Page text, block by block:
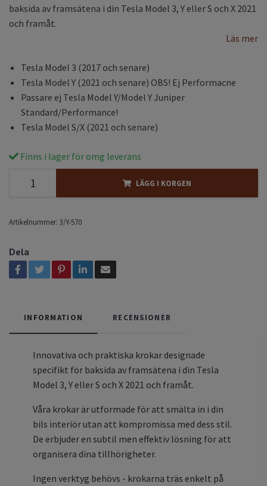
baksida av framsätena i din Tesla Model 3, Y eller S och X 2021
och framåt.
Läs mer
Tesla Model 3 (2017 och senare)
Tesla Model Y (2021 och senare) OBS! Ej Performacne
Passare ej Tesla Model Y/Model Y Juniper
Standard/Performance!
Tesla Model S/X (2021 och senare)
Finns i lager för omg leverans
LÄGG I KORGEN
Artikelnummer: 3/Y-570
Dela
INFORMATION RECENSIONER
Innovativa och praktiska krokar designade
specifikt för baksida av framsätena i din Tesla
Model 3, Y eller S och X 2021 och framåt.
Våra krokar är utformade för att smälta in i din
bils interiör utan att kompromissa med dess stil.
De erbjuder en subtil men effektiv lösning för att
organisera dina tillhörigheter.
Ingen verktyg behövs - krokarna träs enkelt på